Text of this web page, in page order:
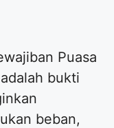
Puasa
bukti
beban,